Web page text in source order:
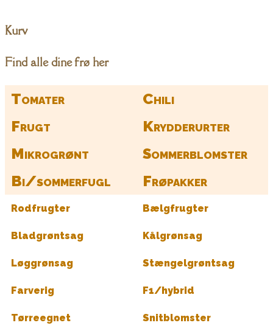
Kurv
Find alle dine frø her
Tomater
Chili
Frugt
Krydderurter
Mikrogrønt
Sommerblomster
Bi/sommerfugl
Frøpakker
Rodfrugter Bælgfrugter
Bladgrøntsag Kålgrønsag
Løggrønsag Stængelgrøntsag
Farverig F1/hybrid
Tørreegnet Snitblomster